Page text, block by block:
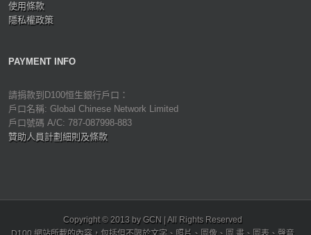
使用條款
隱私權政策
PAYMENT INFO
請捐款到D100恒生銀行戶口：
戶口名稱: Global Chinese Network Limited
戶口號碼 A/C: 787-087998-883
贊助人員計劃細則及條款
Copyright © 2013 by GCN | All Rights Reserved